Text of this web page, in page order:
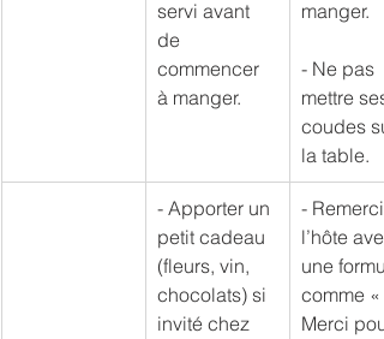
servi avant
de
commencer
à manger.
manger.
- Ne pas
mettre ses
coudes
la table.
- Apporter un
petit cadeau
(fleurs, vin,
chocolats) si
invité chez
-
l’hôte
une
comme «
Merci